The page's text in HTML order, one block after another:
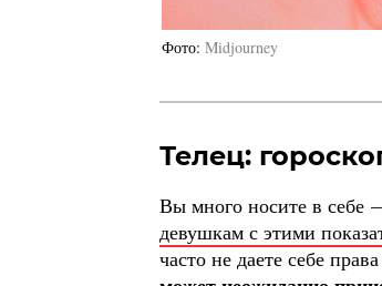
Фото Midjourney
Телец:
Вы много носите в себе
девушкам с этими
часто не даете себе